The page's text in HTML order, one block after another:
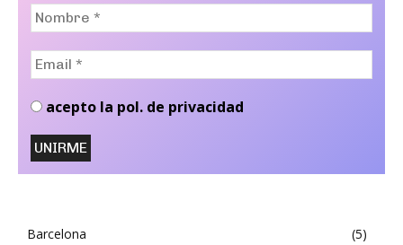
Nombre
Email
acepto la pol. de privacidad
Barcelona
5